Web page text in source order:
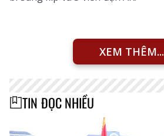
XEM THÊM...
TIN ĐỌC NHIỀU